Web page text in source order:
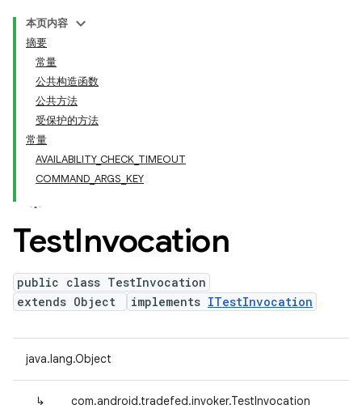
本页内容
摘要
常量
公共构造函数
公共方法
受保护的方法
常量
AVAILABILITY_CHECK_TIMEOUT
COMMAND_ARGS_KEY
TestInvocation
public class TestInvocation
extends Object
implements ITestInvocation
java.lang.Object
↳ com.android.tradefed.invoker.TestInvocation